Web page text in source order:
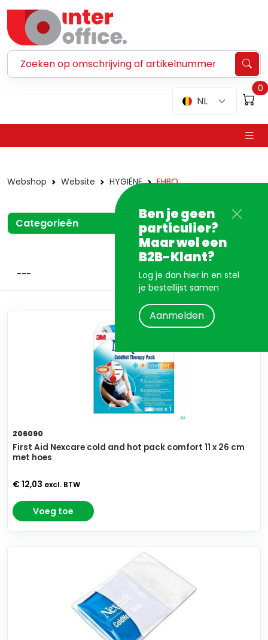
NL
0
Ben je geen
particulier?
Maar wel een
B2B-Klant?
Log je dan hier in en stel
je bestellijst samen
Aanmelden
Webshop Website HYGIËNE EHBO
Categorieën
206090
First Aid Nexcare cold and hot pack comfort 11 x 26 cm
met hoes
€ 12,03 excl. BTW
Voeg toe